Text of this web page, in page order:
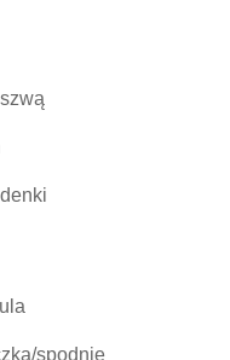
spodnie